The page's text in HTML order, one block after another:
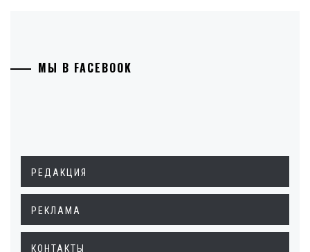
МЫ В FACEBOOK
РЕДАКЦИЯ
РЕКЛАМА
КОНТАКТЫ